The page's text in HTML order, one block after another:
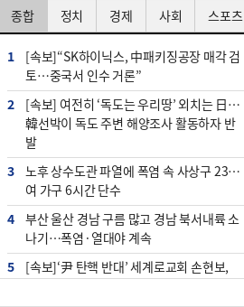
종합 정치 경제 사회 스포츠
1
[속보]“SK하이닉스, 中패키징공장 매각 검
토…중국서 인수 거론”
2
[속보] 여전히 ‘독도는 우리땅’ 외치는 日…
韓선박이 독도 주변 해양조사 활동하자 반
발
3
노후 상수도관 파열에 폭염 속 사상구 2300
여 가구 6시간 단수
4
부산 울산 경남 구름 많고 경남 북서내륙 소
나기…폭염·열대야 계속
5
[속보]‘尹 탄핵 반대’ 세계로교회 손현보,